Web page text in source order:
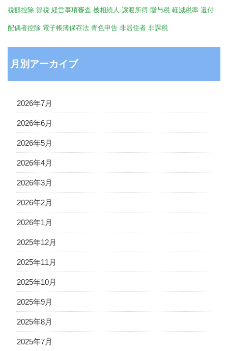
税額控除 節税 経営事項審査 被相続人 譲渡所得 贈与税 軽減税率 還付
配偶者控除 電子帳簿保存法 青色申告 非居住者 非課税
月別アーカイブ
2026年7月
2026年6月
2026年5月
2026年4月
2026年3月
2026年2月
2026年1月
2025年12月
2025年11月
2025年10月
2025年9月
2025年8月
2025年7月